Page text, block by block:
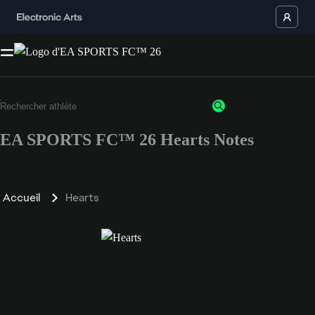
EA SPORTS FC™ 26 Hearts Notes
Accueil Hearts